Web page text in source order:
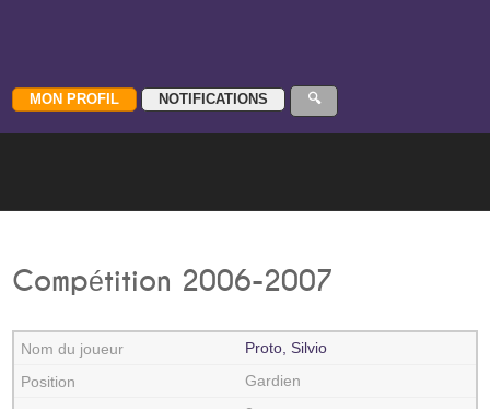
Compétition 2006-2007
Proto, Silvio
Gardien